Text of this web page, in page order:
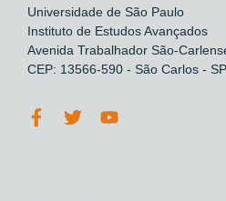
Universidade de São Paulo
Instituto de Estudos Avançados
Avenida Trabalhador São-
CEP: 13566-590 - São Carlos - SP